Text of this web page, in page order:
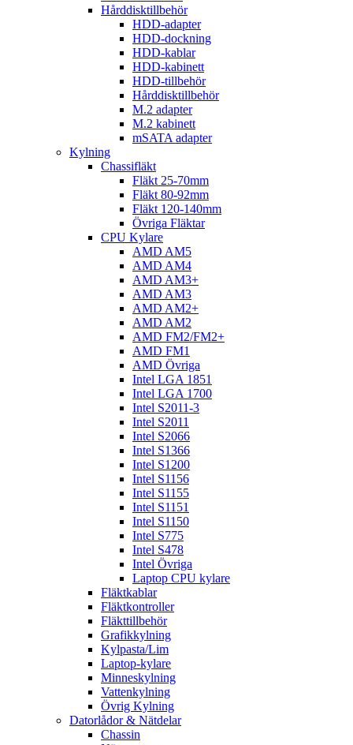
Hårddisktillbehör
HDD-adapter
HDD-dockning
HDD-kablar
HDD-kabinett
HDD-tillbehör
Hårddisktillbehör
M.2 adapter
M.2 kabinett
mSATA adapter
Kylning
Chassifläkt
Fläkt 25-70mm
Fläkt 80-92mm
Fläkt 120-140mm
Övriga Fläktar
CPU Kylare
AMD AM5
AMD AM4
AMD AM3+
AMD AM3
AMD AM2+
AMD AM2
AMD FM2/FM2+
AMD FM1
AMD Övriga
Intel LGA 1851
Intel LGA 1700
Intel S2011-3
Intel S2011
Intel S2066
Intel S1366
Intel S1200
Intel S1156
Intel S1155
Intel S1151
Intel S1150
Intel S775
Intel S478
Intel Övriga
Laptop CPU kylare
Fläktkablar
Fläktkontroller
Fläkttillbehör
Grafikkylning
Kylpasta/Lim
Laptop-kylare
Minneskylning
Vattenkylning
Övrig Kylning
Datorlådor & Nätdelar
Chassin